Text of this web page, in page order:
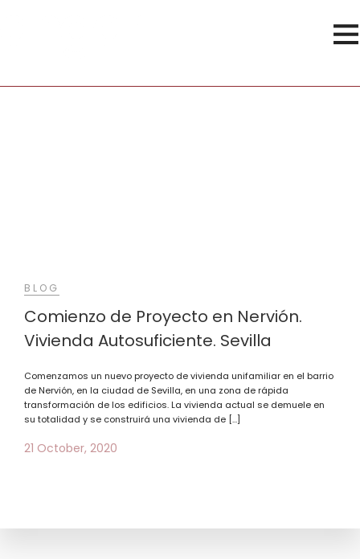
BLOG
Comienzo de Proyecto en Nervión.
Vivienda Autosuficiente. Sevilla
Comenzamos un nuevo proyecto de vivienda unifamiliar en el barrio
de Nervión, en la ciudad de Sevilla, en una zona de rápida
transformación de los edificios. La vivienda actual se demuele en
su totalidad y se construirá una vivienda de […]
21 October, 2020